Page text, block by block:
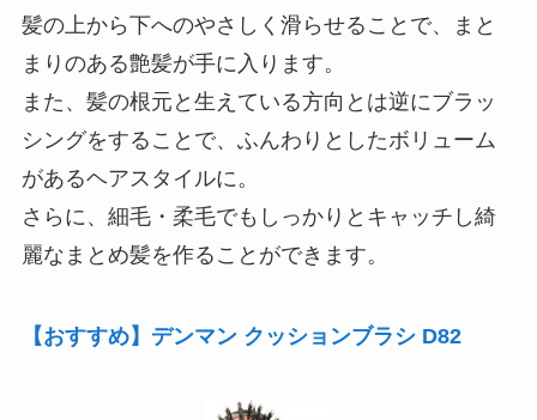
髪の上から下へのやさしく滑らせることで、まと
まりのある艶髪が手に入ります。
また、髪の根元と生えている方向とは逆にブラッ
シングをすることで、ふんわりとしたボリューム
があるヘアスタイルに。
さらに、細毛・柔毛でもしっかりとキャッチし綺
麗なまとめ髪を作ることができます。
【おすすめ】デンマン クッションブラシ D82